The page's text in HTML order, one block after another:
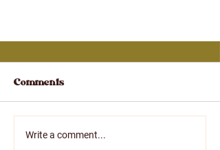
Branding
Comments
Write a comment...